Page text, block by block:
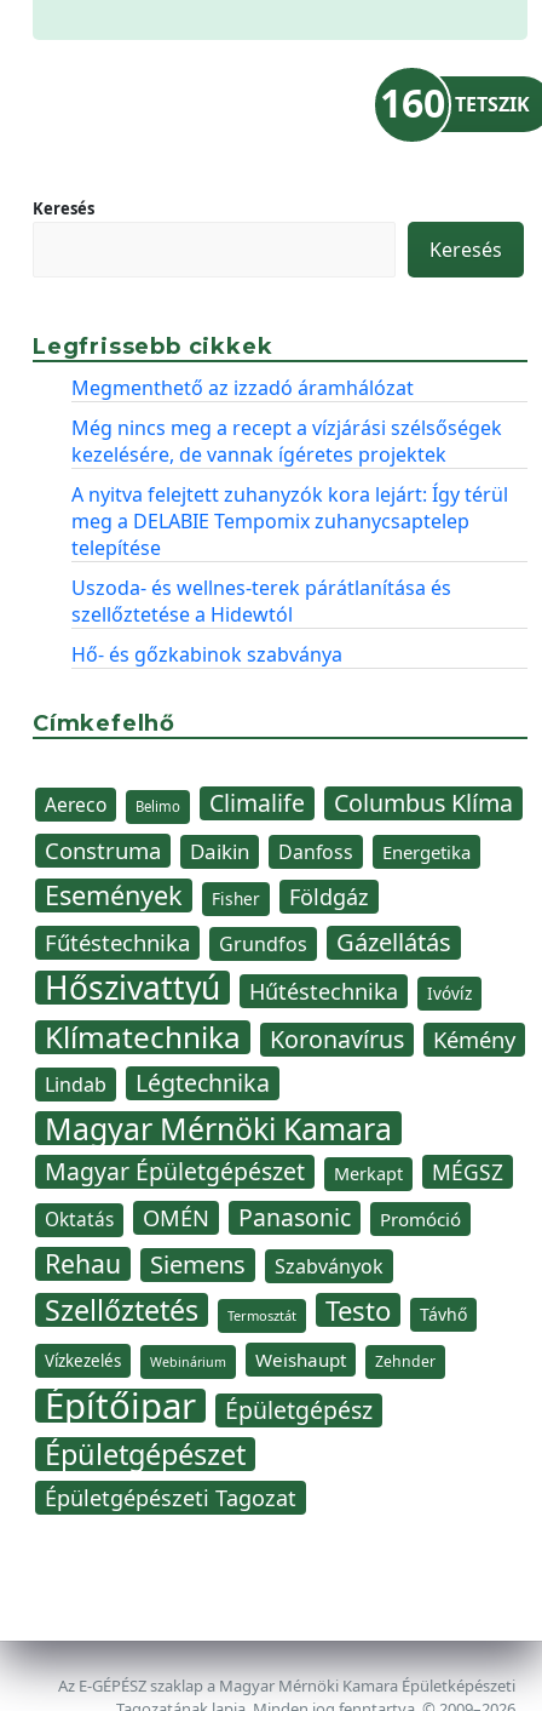
160 TETSZIK
Keresés
Keresés
Legfrissebb cikkek
Megmenthető az izzadó áramhálózat
Még nincs meg a recept a vízjárási szélsőségek
kezelésére, de vannak ígéretes projektek
A nyitva felejtett zuhanyzók kora lejárt: Így térül
meg a DELABIE Tempomix zuhanycsaptelep
telepítése
Uszoda- és wellnes-terek párátlanítása és
szellőztetése a Hidewtól
Hő- és gőzkabinok szabványa
Címkefelhő
Aereco Belimo Climalife Columbus Klíma
Construma Daikin Danfoss Energetika
Események Fisher Földgáz
Fűtéstechnika Grundfos Gázellátás
Hőszivattyú Hűtéstechnika Ivóvíz
Klímatechnika Koronavírus Kémény
Lindab Légtechnika
Magyar Mérnöki Kamara
Magyar Épületgépészet Merkapt MÉGSZ
Oktatás OMÉN Panasonic Promóció
Rehau Siemens Szabványok
Szellőztetés Termosztát Testo Távhő
Vízkezelés Webinárium Weishaupt Zehnder
Építőipar Épületgépész
Épületgépészet
Épületgépészeti Tagozat
Az E-GÉPÉSZ szaklap a Magyar Mérnöki Kamara Épületképészeti